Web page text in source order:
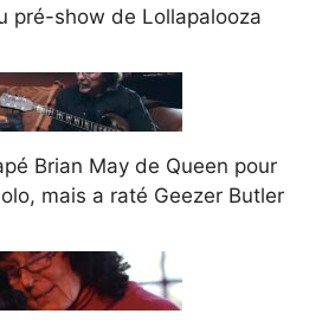
pré-show de Lollapalooza
Brian May de Queen pour
mais a raté Geezer Butler